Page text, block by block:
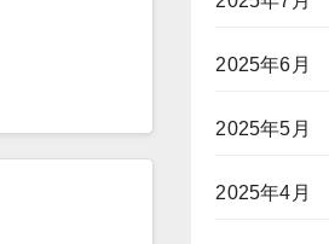
2025年6月
2025年5月
2025年4月